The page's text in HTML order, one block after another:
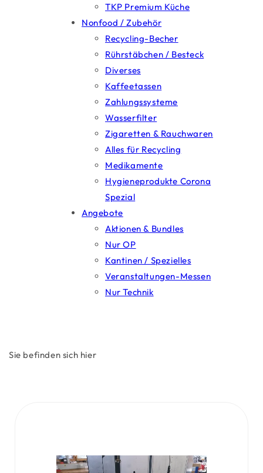
TKP Premium Küche
Nonfood / Zubehör
Recycling-Becher
Rührstäbchen / Besteck
Diverses
Kaffeetassen
Zahlungssysteme
Wasserfilter
Zigaretten & Rauchwaren
Alles für Recycling
Medikamente
Hygieneprodukte Corona
Spezial
Angebote
Aktionen & Bundles
Nur OP
Kantinen / Spezielles
Veranstaltungen-Messen
Nur Technik
Sie befinden sich hier